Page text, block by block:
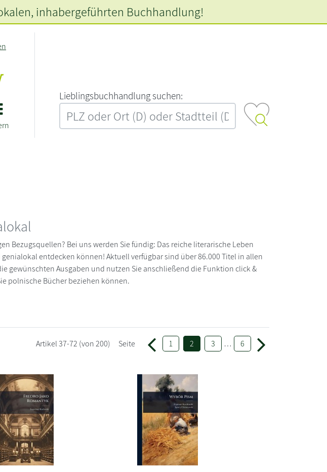
L‍i‍e‍b‍l‍i‍n‍g‍s‍b‍u‍c‍h‍h‍a‍n‍d‍l‍u‍n‍g‍ ‍s‍u‍c‍h‍e‍n‍:‍
, inhabergeführten Buchhandlung!
Bezugsquellen? Bei uns werden Sie fündig: Das reiche literarische Leben
entdecken können! Aktuell verfügbar sind über 86.000 Titel in allen
gewünschten Ausgaben und nutzen Sie anschließend die Funktion click &
polnische Bücher beziehen können.
Artikel37-72 (von 200) Seite 1 2 3 … 6